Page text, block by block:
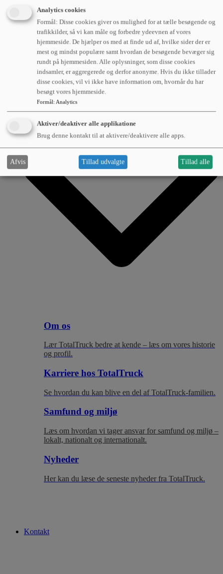
Læs om hvordan avanceret flådestyring kan være med
til at optimere transport og logistik.
Om os
Om os
Lær TotalTruck bedre at kende – læs om vores historie
og profil.
Karriere hos TotalTruck
Se hvordan du kan blive en del af TotalTruck-familien.
Samfund og miljø
Læs om hvordan vi tager ansvar for samfund og miljø –
lokalt, nationalt og internationalt.
Nyheder
Her kan du læse de seneste nyheder fra TotalTruck.
Kontakt
Analytics cookies
Formål: Disse cookies giver os mulighed for at tælle besøgende og
trafikkilder, så vi kan måle og forbedre ydeevnen af vores
hjemmeside. De hjælper os med at finde ud af, hvilke sider der er
mest og mindst populære samt hvordan de besøgende bevæger sig
rundt på hjemmesiden. Alle oplysninger, som disse cookies
indsamler, er aggregerede og derfor anonyme. Hvis du ikke tillader
disse cookies, vil vi ikke have information om, hvornår du har
besøgt vores hjemmeside.
Formål: Analytics
Aktiver/deaktiver alle applikatione
Brug denne kontakt til at aktivere/deaktivere alle apps.
Afvis Tillad udvalgte Tillad alle